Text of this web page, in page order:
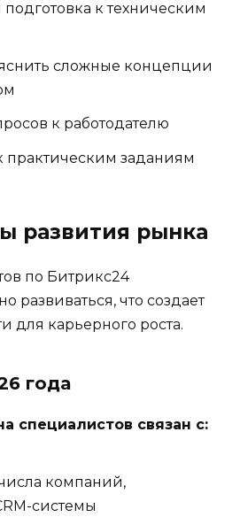
подготовка к техническим
сложные концепции
к работодателю
практическим заданиям
развития рынка
по Битрикс24
развиваться, что создает
для карьерного роста.
года
специалистов связан с:
компаний,
системы